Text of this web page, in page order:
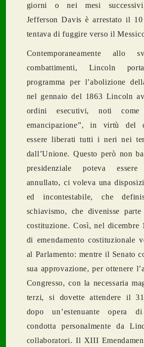
giorni o nei mesi
Jefferson Davis è arrestato il
tentava di fuggire verso il
Contemporaneamente allo
combattimenti, Lincoln
programma per l’abolizione
nel gennaio del 1863 Lincoln
ordini esecutivi, noti come
emancipazione”, in virtù del
essere liberati tutti i neri nei
dall’Unione. Questo però non
presidenziale poteva
annullato, ci voleva una
ed incontestabile, che
schiavismo, che divenisse
costituzione. Così, nel dicembre
di emendamento costituzionale
al Parlamento: mentre il Senato
sua approvazione, per ottenere
Congresso, con la necessaria
terzi, si dovette attendere il
dopo un’estenuante opera
condotta personalmente da
collaboratori. Il XIII